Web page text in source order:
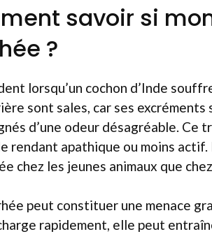
savoir si
?
lorsqu’un cochon d’Inde
sont sales, car ses
d’une odeur désagréable.
rendant apathique ou moins
chez les jeunes animaux que
peut constituer une menace
rapidement, elle peut